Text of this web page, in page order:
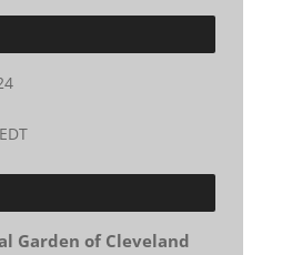
EDT
Garden of Cleveland